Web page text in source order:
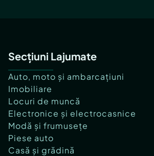
Secțiuni Lajumate
Auto, moto și ambarcațiuni
Imobiliare
Locuri de muncă
Electronice și electrocasnice
Modă și frumusețe
Piese auto
Casă și grădină